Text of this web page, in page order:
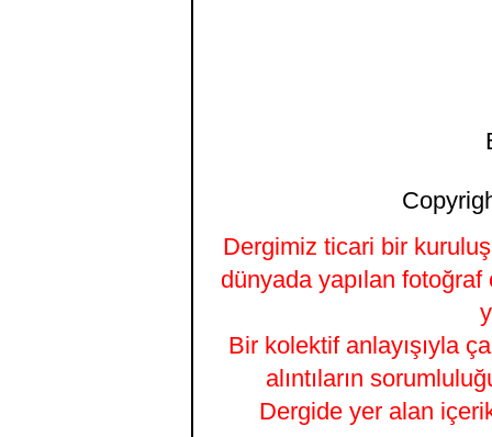
Dergimiz ticari bir kuruluş
dünyada yapılan fotoğraf
Bir kolektif anlayışıyla
alıntıların
Dergide yer alan